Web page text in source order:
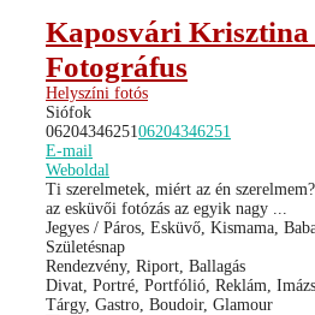
Kaposvári Krisztina
Fotográfus
Helyszíni fotós
Siófok
06204346251 06204346251
E-mail
Weboldal
Ti szerelmetek, miért az én
az esküvői fotózás az egyik nagy ...
Jegyes / Páros, Esküvő, Kismama,
Születésnap
Rendezvény, Riport, Ballagás
Divat, Portré, Portfólió, Reklám,
Tárgy, Gastro, Boudoir, Glamour